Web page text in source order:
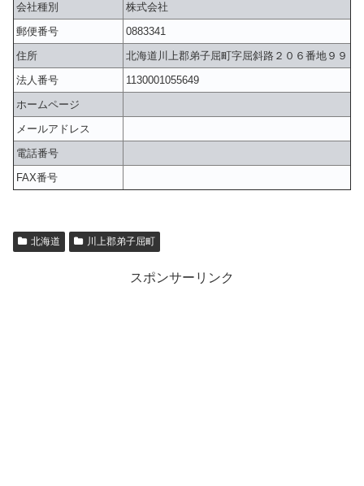
会社種別
株式会社
郵便番号
0883341
住所
北海道川上郡弟子屈町字屈斜路２０６番地９９
法人番号
1130001055649
ホームページ
メールアドレス
電話番号
FAX番号
北海道 川上郡弟子屈町
スポンサーリンク